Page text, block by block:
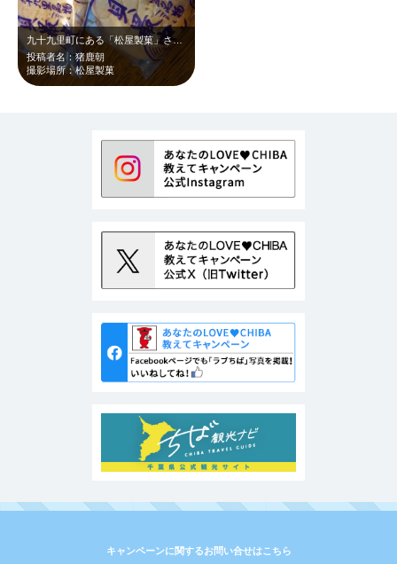
九十九里町にある「松屋製菓」さんの貝最中。九十九里名物のハマグリをかたどった最…
投稿者名：猪鹿朝
撮影場所：松屋製菓
キャンペーンに関するお問い合せはこちら